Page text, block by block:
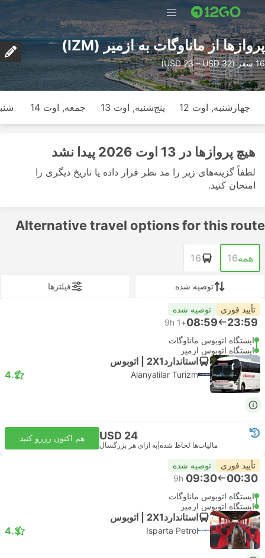
پرواز‌ها از ماناوگات به ازمیر (IZM)
16 سفر (USD 23 – USD 32)
چهارشنبه, اوت 12 پنج‌شنبه, اوت 13 جمعه, اوت 14
هیچ پرواز‌ها در 13 اوت 2026 پیدا نشد
لطفاً گزینه‌های زیر را مد نظر قرار داده یا تاریخ دیگری را
امتحان کنید.
Alternative travel options for this route
همه16
16
توصیه شده فیلتر‌ها
تأیید فوری توصیه شده
23:59
08:59
+1
9h
ایستگاه اتوبوس ماناوگات
ایستگاه اتوبوس ازمیر
استاندارد2X1 | اتوبوس
Alanyalilar Turizm
4.2
USD 24
مالیات‌ها لحاظ شده به ازای هر بزرگسال
هم اکنون رزرو کنید
تأیید فوری توصیه شده
00:30
09:30
9h
ایستگاه اتوبوس ماناوگات
ایستگاه اتوبوس ازمیر
استاندارد2X1 | اتوبوس
Isparta Petrol
4.3